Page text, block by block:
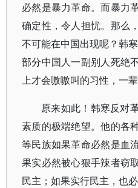
必然是暴力革命。而暴力
确定性，令人担忧。那么
不可能在中国出现呢？韩
部分中国人一副别人死绝
上才会嗷嗷叫的习性，一
原来如此！韩寒反对
素质的极端绝望。他的各
等民族如果革命必然是血
果实必然被心狠手辣者窃
民主；如果实行民主，也